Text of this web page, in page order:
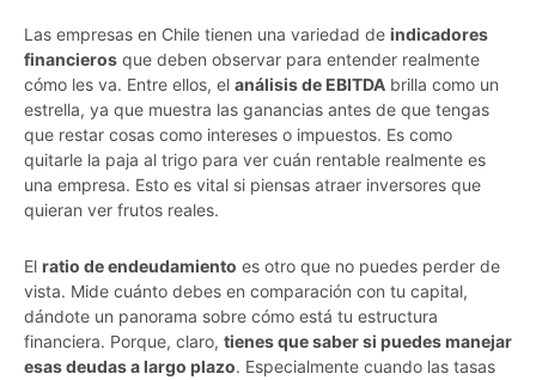
Las empresas en Chile tienen una variedad de indicadores
financieros que deben observar para entender realmente
cómo les va. Entre ellos, el análisis de EBITDA brilla como un
estrella, ya que muestra las ganancias antes de que tengas
que restar cosas como intereses o impuestos. Es como
quitarle la paja al trigo para ver cuán rentable realmente es
una empresa. Esto es vital si piensas atraer inversores que
quieran ver frutos reales.
El ratio de endeudamiento es otro que no puedes perder de
vista. Mide cuánto debes en comparación con tu capital,
dándote un panorama sobre cómo está tu estructura
financiera. Porque, claro, tienes que saber si puedes manejar
esas deudas a largo plazo. Especialmente cuando las tasas